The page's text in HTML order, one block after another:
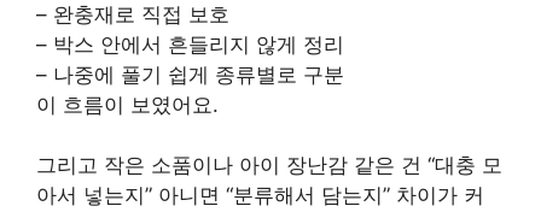
– 완충재로 직접 보호
– 박스 안에서 흔들리지 않게 정리
– 나중에 풀기 쉽게 종류별로 구분
이 흐름이 보였어요.
그리고 작은 소품이나 아이 장난감 같은 건 “대충 모
아서 넣는지” 아니면 “분류해서 담는지” 차이가 커